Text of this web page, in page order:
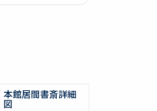
本館居間書斎詳細
図